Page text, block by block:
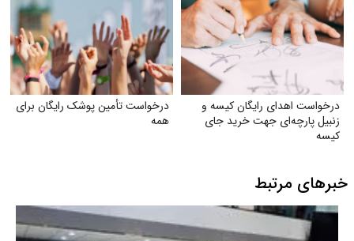
درخواست اهدای رایگان کیسه و
زنبیل پارچه‌ای جهت خرید جای
کیسه‌
درخواست تأمین پوشک رایگان برای
همه
خبرهای مرتبط